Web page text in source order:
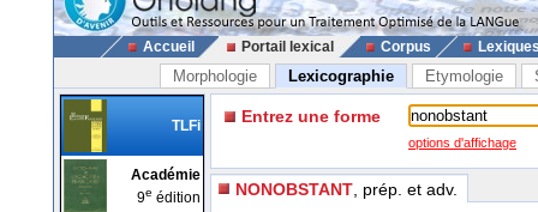
Accueil Portail lexical Corpus
Morphologie Lexicographie Etymologie
TLFi
Académie
9e édition
Entrez une forme
options d'affichage
NONOBSTANT , prép. et adv.